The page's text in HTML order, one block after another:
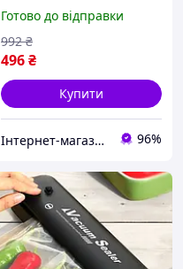
пакувальник від мережі,
PHN Доставка по Україні
Готово до відправки
496₴
992 ₴
Купити
Інтернет-магазин "Little Sam" 96%